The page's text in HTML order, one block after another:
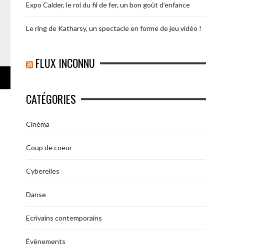
Expo Calder, le roi du fil de fer, un bon goût d’enfance
Le ring de Katharsy, un spectacle en forme de jeu vidéo !
FLUX INCONNU
CATÉGORIES
Cinéma
Coup de coeur
Cyberelles
Danse
Ecrivains contemporains
Évènements